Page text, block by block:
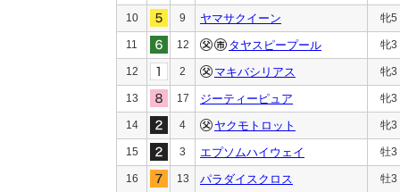
10 9 ヤマサクイーン 牝5
11 12 タヤスピープール 牝3
12 2 マキバシリアス 牝3
13 17 ジーティーピュア 牝3
14 4 ヤクモトロット 牝3
15 3 エプソムハイウェイ 牡3
16 13 パラダイスクロス 牡3